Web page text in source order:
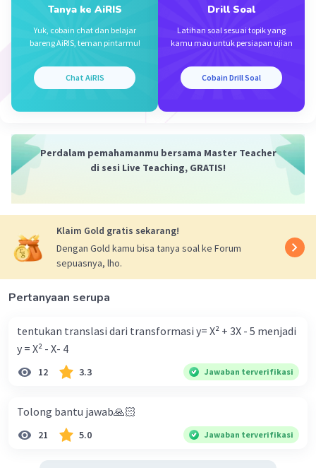
itu yang ditulis duluan adalah bilangan yg
Iklan
Arina A Level 96
dua duanya bener
penjelasannya di foto yaa
Tanya ke AiRIS
Yuk, cobain chat dan belajar
bareng AiRIS, teman pintarmu!
Chat AiRIS
Drill Soal
Latihan soal sesuai topik yang
kamu mau untuk persiapan ujian
Cobain Drill Soal
Perdalam pemahamanmu bersama Master Teacher
di sesi Live Teaching, GRATIS!
Klaim Gold gratis sekarang!
Dengan Gold kamu bisa tanya soal ke Forum
sepuasnya, lho.
Pertanyaan serupa
tentukan translasi dari transformasi y= X² + 3X - 5 menjadi
y = X² - X- 4
12 3.3 Jawaban terverifikasi
Tolong bantu jawab🙏🏻
21 5.0 Jawaban terverifikasi